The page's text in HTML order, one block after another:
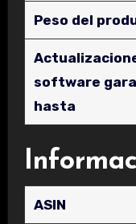
Peso del
software
hasta
ASIN